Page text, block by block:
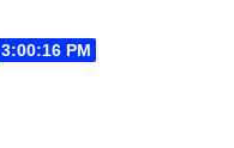
3:00:17 PM